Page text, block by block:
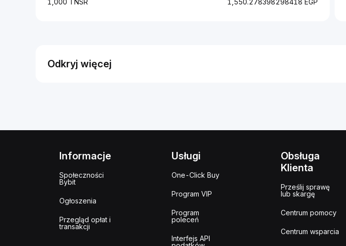
1,000 TNSR 1,550.278398298418 EGP
Odkryj więcej
Informacje
Społeczności
Bybit
Ogłoszenia
Przegląd opłat i
transakcji
Usługi
One-Click Buy
Program VIP
Program
poleceń
Interfejs API
Obsługa
Klienta
Prześlij sprawę
lub skargę
Centrum pomocy
Centrum wsparcia